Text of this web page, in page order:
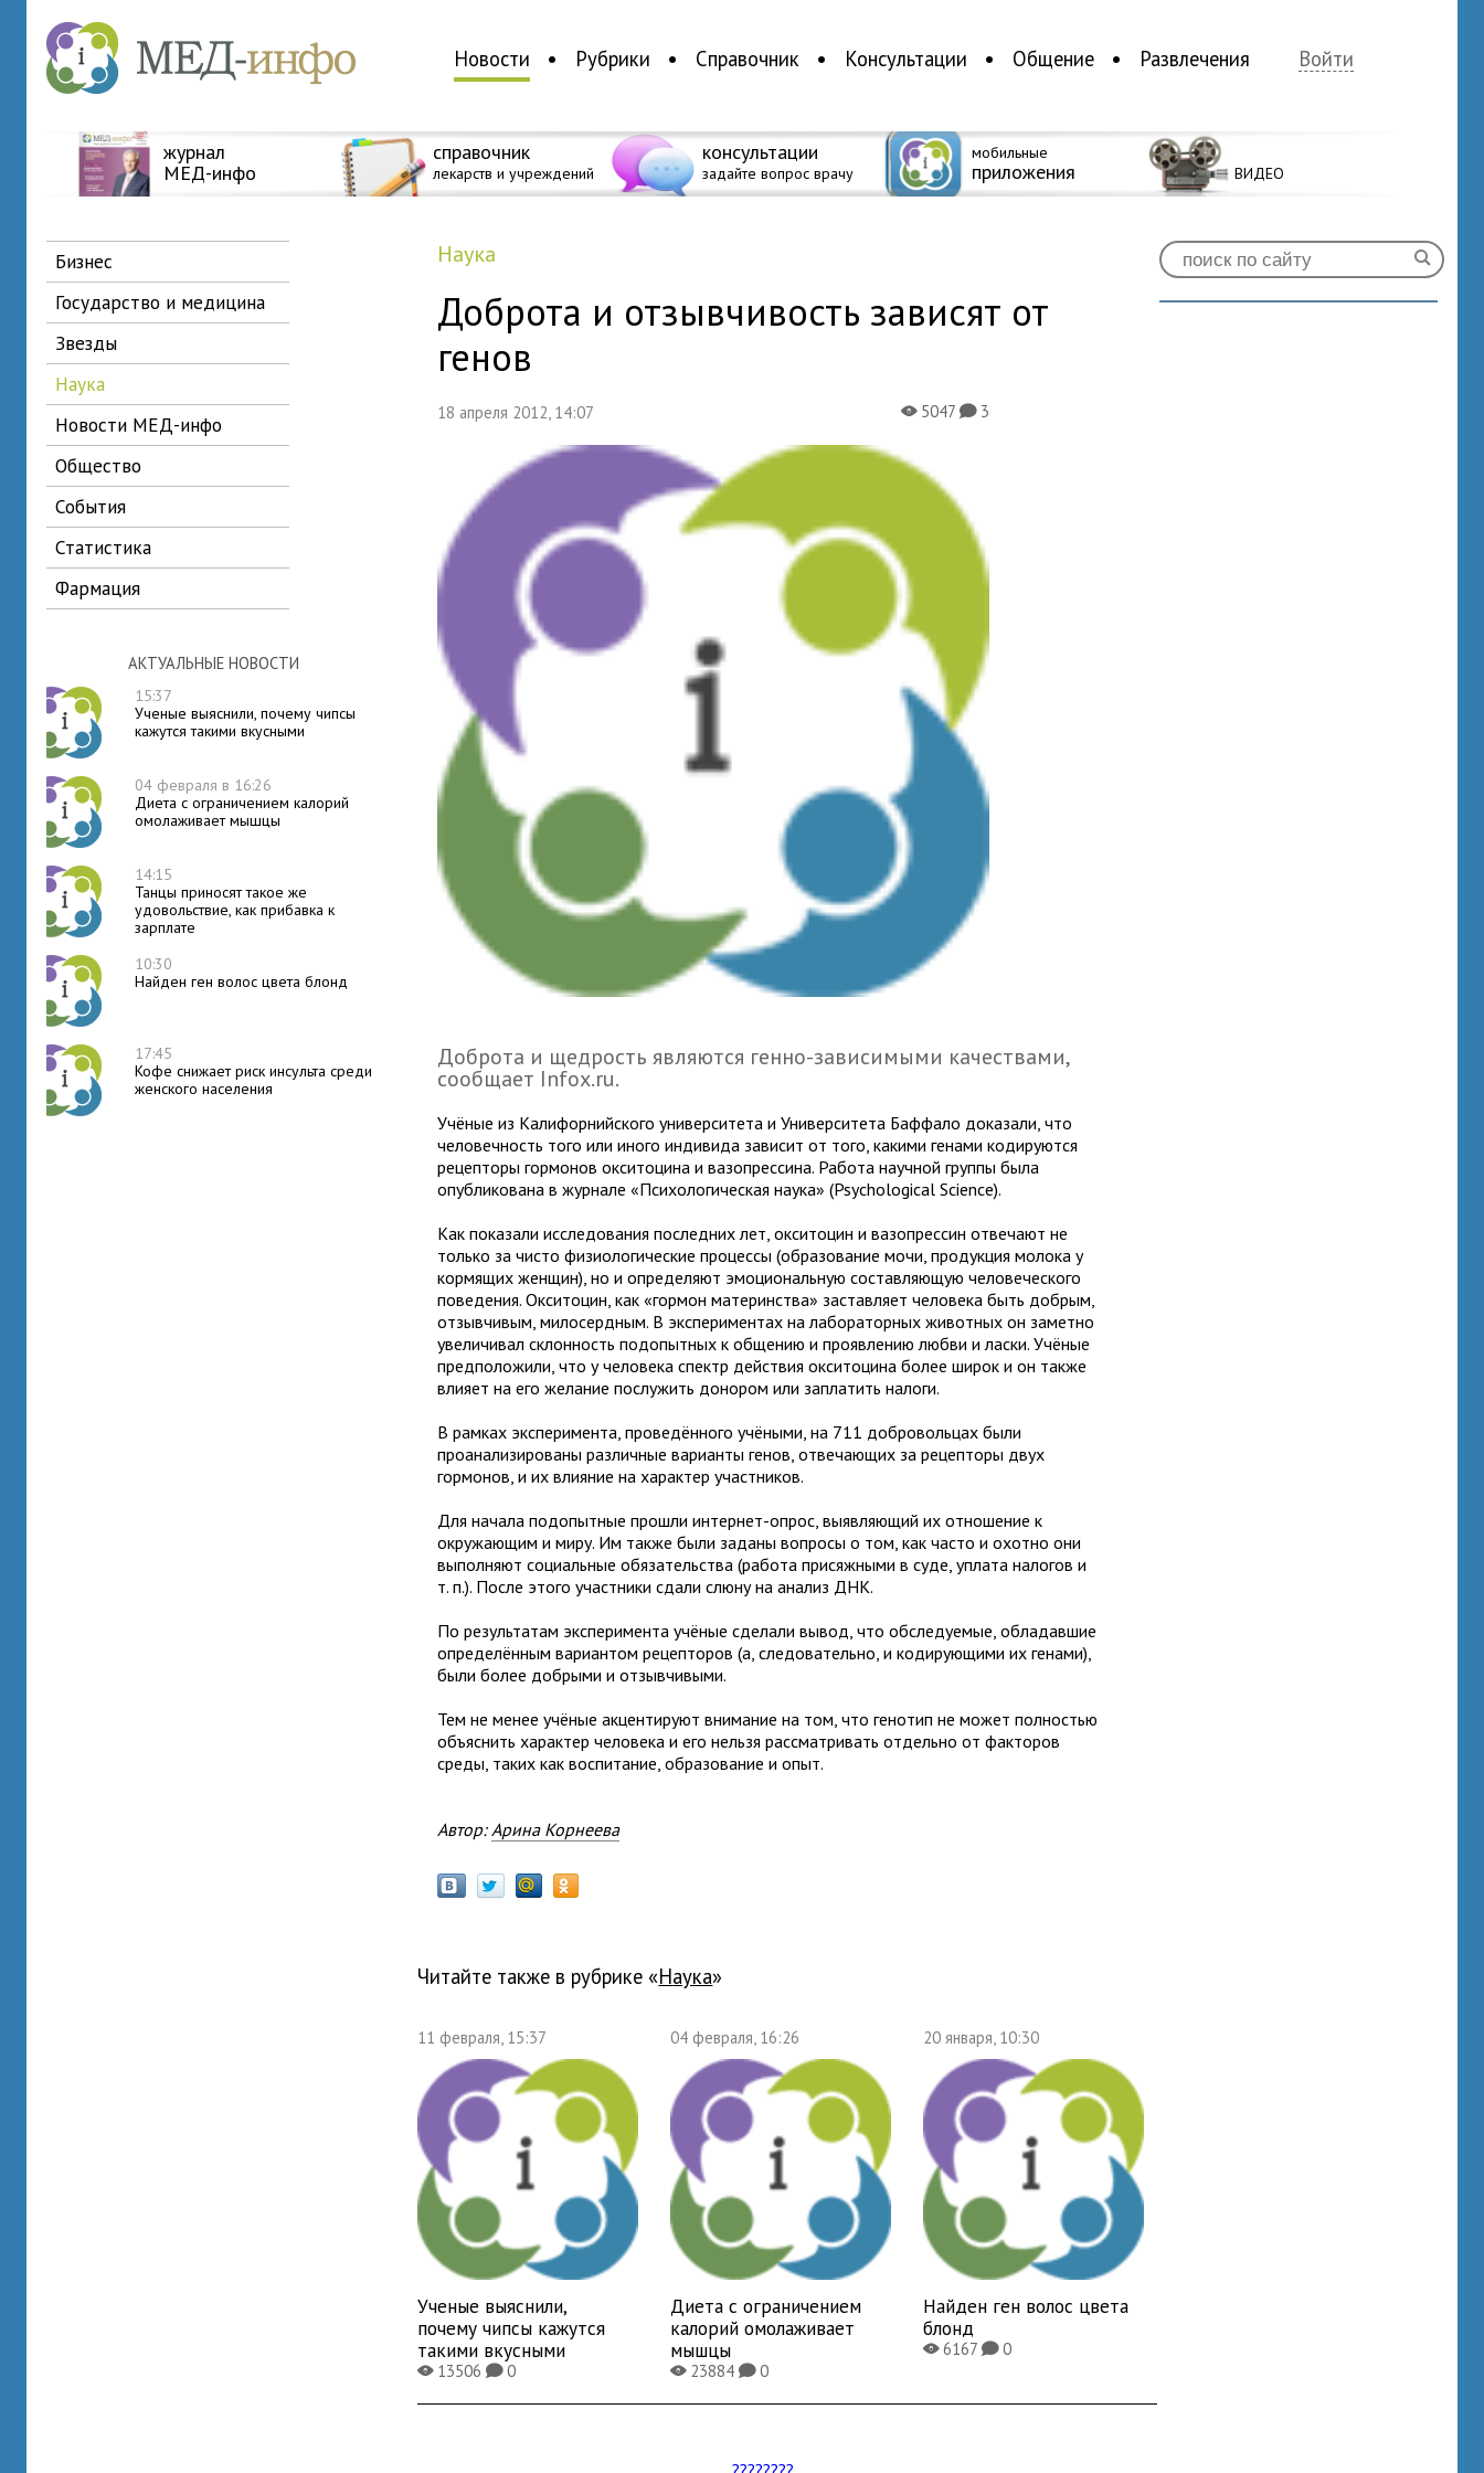
Новости Рубрики Справочник Консультации Общение Развлечения Войти
журнал
МЕД-инфо
справочник
лекарств и учреждений
консультации
задайте вопрос врачу
мобильные
приложения ВИДЕО
бизнес
государство и медицина
звезды
наука
новости МЕД-инфо
общество
события
статистика
фармация
АКТУАЛЬНЫЕ НОВОСТИ
15:37
Ученые выяснили, почему чипсы
кажутся такими вкусными
04 февраля в 16:26
Диета с ограничением калорий
омолаживает мышцы
14:15
Танцы приносят такое же
удовольствие, как прибавка к
зарплате
10:30
Найден ген волос цвета блонд
17:45
Кофе снижает риск инсульта среди
женского населения
наука
Доброта и отзывчивость зависят от
генов
18 апреля 2012, 14:07 X5047K3
Доброта и щедрость являются генно-зависимыми качествами,
сообщает Infox.ru.
Учёные из Калифорнийского университета и Университета Баффало доказали, что
человечность того или иного индивида зависит от того, какими генами кодируются
рецепторы гормонов окситоцина и вазопрессина. Работа научной группы была
опубликована в журнале «Психологическая наука» (Psychological Science).
Как показали исследования последних лет, окситоцин и вазопрессин отвечают не
только за чисто физиологические процессы (образование мочи, продукция молока у
кормящих женщин), но и определяют эмоциональную составляющую человеческого
поведения. Окситоцин, как «гормон материнства» заставляет человека быть добрым,
отзывчивым, милосердным. В экспериментах на лабораторных животных он заметно
увеличивал склонность подопытных к общению и проявлению любви и ласки. Учёные
предположили, что у человека спектр действия окситоцина более широк и он также
влияет на его желание послужить донором или заплатить налоги.
В рамках эксперимента, проведённого учёными, на 711 добровольцах были
проанализированы различные варианты генов, отвечающих за рецепторы двух
гормонов, и их влияние на характер участников.
Для начала подопытные прошли интернет-опрос, выявляющий их отношение к
окружающим и миру. Им также были заданы вопросы о том, как часто и охотно они
выполняют социальные обязательства (работа присяжными в суде, уплата налогов и
т. п.). После этого участники сдали слюну на анализ ДНК.
По результатам эксперимента учёные сделали вывод, что обследуемые, обладавшие
определённым вариантом рецепторов (а, следовательно, и кодирующими их генами),
были более добрыми и отзывчивыми.
Тем не менее учёные акцентируют внимание на том, что генотип не может полностью
объяснить характер человека и его нельзя рассматривать отдельно от факторов
среды, таких как воспитание, образование и опыт.
Автор:Арина Корнеева
Читайте также в рубрике « наука»
11 февраля, 15:37
Ученые выяснили,
почему чипсы кажутся
такими вкусными
X13506K0
04 февраля, 16:26
Диета с ограничением
калорий омолаживает
мышцы
X23884K0
20 января, 10:30
Найден ген волос цвета
блонд
X6167K0